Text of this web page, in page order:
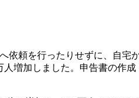
頼を行ったりせずに、自宅
増加しました。申告書の作